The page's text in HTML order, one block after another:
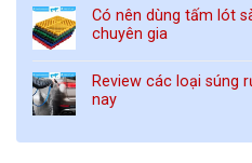
Có nên dùng tấm lót
chuyên gia
Review các loại súng
nay